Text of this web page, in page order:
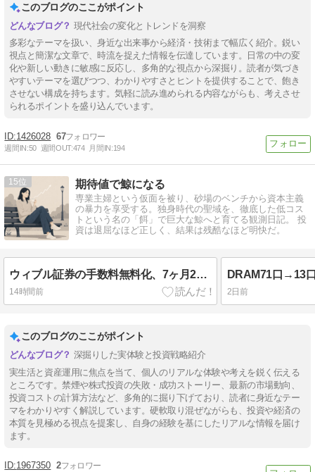
このブログのここがポイント
現代社会の変化とトレンドを洞察
多彩なテーマを扱い、身近な出来事から経済・技術まで幅広く紹介。鋭い
視点と簡潔な文章で、時流を捉えた情報を伝達しています。日常の中の変
化や新しい動きに敏感に反応し、多角的な視点から深掘り。読者が気づき
やすいテーマを選びつつ、わかりやすさとヒントを提供することで、飽き
させない構成を持ちます。気軽に読み進められる内容ながらも、考えさせ
られるポイントを盛り込んでいます。
1426028 67
週間IN:50 週間OUT:474 月間IN:194
15 期待値で鯨になる
専業主婦という仮面を被り、砂場のベンチから資本主義
の暴力を享受する。独身時代の聖域を、徹底した低コス
トという名の「餌」で巨大な鯨へと育てる観測日記。 投
資は退屈なほど正しく、結果は残酷なほど明快だ。
ウィブル証券の手数料無料化、7ヶ月229件の実データで検証したら13,563円損してた
14時間前 2日前
このブログのここがポイント
深掘りした実体験と投資戦略紹介
実生活と資産運用に焦点を当て、個人のリアルな体験や考えを鋭く伝える
ところです。禁煙や株式投資の失敗・成功ストーリー、最新の市場動向、
投資コストの計算方法など、多角的に掘り下げており、読者に身近なテー
マをわかりやすく解説しています。硬軟取り混ぜながらも、投資や経済の
本質を見極める視点を提案し、自身の経験を基にしたリアルな情報を届け
ます。
1967350 2